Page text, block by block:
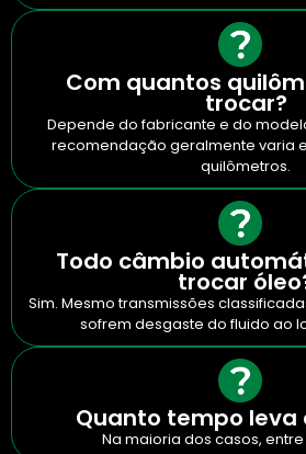
Com quantos
trocar?
Depende do fabricante e do
recomendação geralmente varia
quilômetros.
Todo câmbio
trocar
Sim. Mesmo transmissões
sofrem desgaste do fluido ao
Quanto tempo leva
Na maioria dos casos, entre